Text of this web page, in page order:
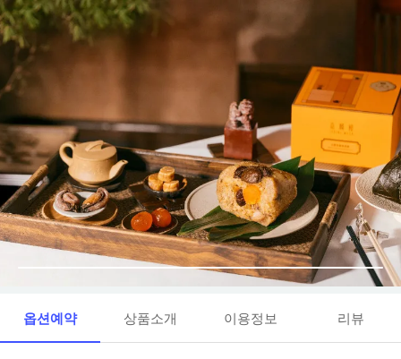
옵션예약 상품소개 이용정보 리뷰